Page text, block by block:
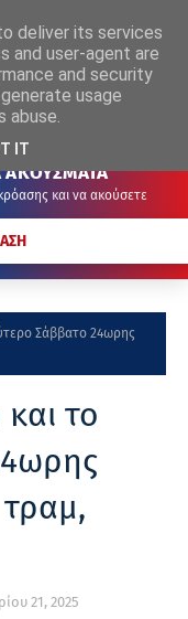
ΑΚΟΥΣΜΑΤΑ
και να ακούσετε
Σάββατο 24ωρης
το
τραμ,
21, 2025
deliver its services
and user-agent are
and security
usage
abuse.
IT